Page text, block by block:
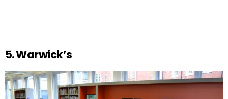
5. Warwick’s